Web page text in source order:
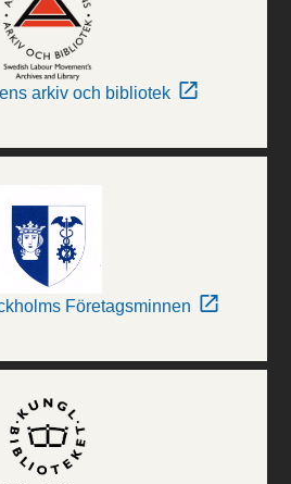
arkiv och bibliotek
Företagsminnen